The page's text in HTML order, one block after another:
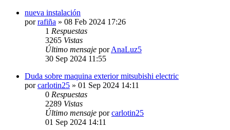
nueva instalación
porrafiña » 08 Feb 2024 17:26
1 Respuestas
3265 Vistas
Último mensaje porAnaLuz5
30 Sep 2024 11:55
Duda sobre maquina exterior mitsubishi electric
porcarlotin25 » 01 Sep 2024 14:11
0 Respuestas
2289 Vistas
Último mensaje porcarlotin25
01 Sep 2024 14:11